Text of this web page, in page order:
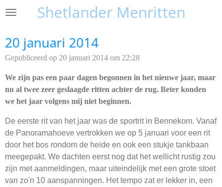
Ga
de
hoofdinhoud
Shetlander Menritten
20 januari 2014
Gepubliceerd op 20 januari 2014 om 22:28
We zijn pas een paar dagen begonnen in het nieuwe jaar, maar
nu al twee zeer geslaagde ritten achter de rug. Beter konden
we het jaar volgens mij niet beginnen.
De eerste rit van het jaar was de sportrit in Bennekom. Vanaf
de Panoramahoeve vertrokken we op 5 januari voor een rit
door het bos rondom de heide en ook een stukje tankbaan
meegepakt. We dachten eerst nog dat het wellicht rustig zou
zijn met aanmeldingen, maar uiteindelijk met een grote stoet
van zo'n 10 aanspanningen. Het tempo zat er lekker in, een